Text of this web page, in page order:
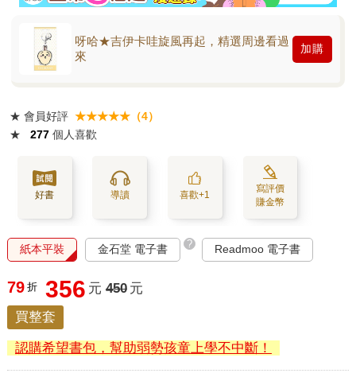
呀哈★吉伊卡哇旋風再起，精選周邊看過
來
加購
★ 會員好評 ★★★★★（4）
★
277 個人喜歡
好書 導讀 喜歡+1
寫評價
賺金幣
紙本平裝 金石堂 電子書 ? Readmoo 電子書
79 折 356 元 450 元
買整套
認購希望書包，幫助弱勢孩童上學不中斷！